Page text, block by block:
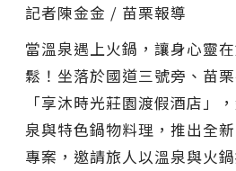
記者陳金金 / 苗栗報導
當溫泉遇上火鍋，讓身心靈
鬆！坐落於國道三號旁、苗
「享沐時光莊園渡假酒店」
泉與特色鍋物料理，推出全
專案，邀請旅人以溫泉與火